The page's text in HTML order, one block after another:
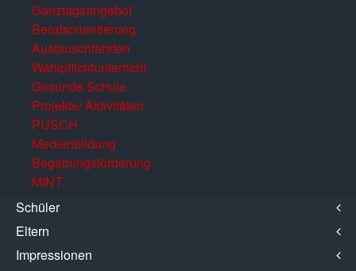
Ganztagsangebot
Berufsorientierung
Austauschfahrten
Wahlpflichtunterricht
Gesunde Schule
Projekte/ Aktivitäten
PUSCH
Medienbildung
Begabungsförderung
MINT
Schüler
Eltern
Impressionen